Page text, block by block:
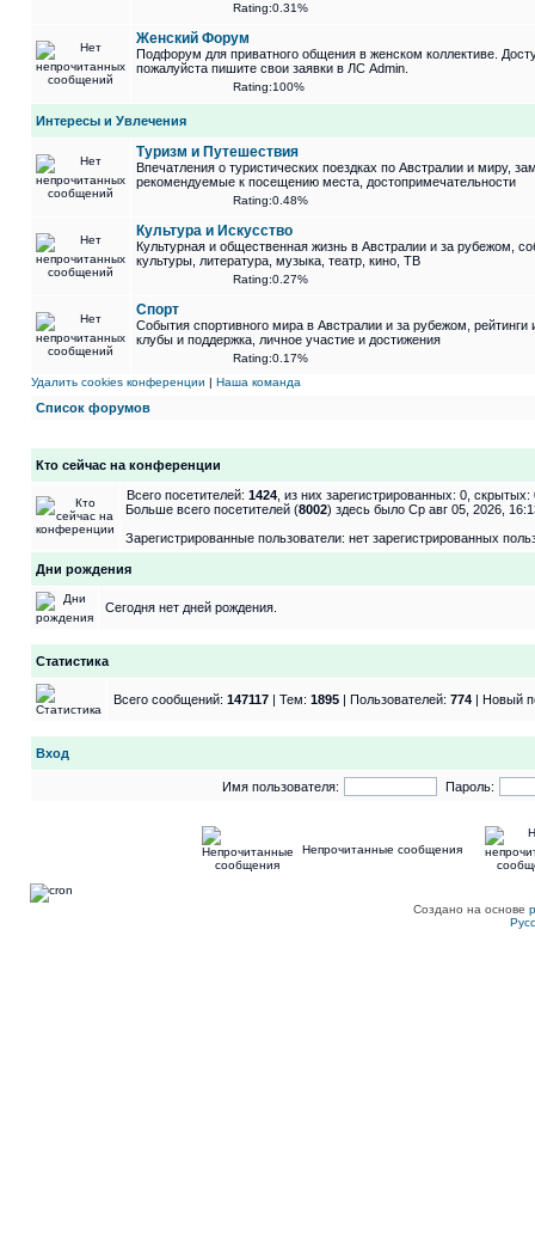
Rating:0.31%
Женский Форум
Подфорум для приватного общения в женском коллективе.
пожалуйста пишите свои заявки в ЛС Admin.
Rating:100%
Интересы и Увлечения
Туризм и Путешествия
Впечатления о туристических поездках по Австралии и миру,
рекомендуемые к посещению места, достопримечательности
Rating:0.48%
Культура и Искусство
Культурная и общественная жизнь в Австралии и за рубежом,
культуры, литература, музыка, театр, кино, ТВ
Rating:0.27%
Спорт
События спортивного мира в Австралии и за рубежом, рейтинги
клубы и поддержка, личное участие и достижения
Rating:0.17%
Удалить cookies конференции | Наша команда
Список форумов
Кто сейчас на конференции
Всего посетителей: 1424 , из них зарегистрированных: 0,
Больше всего посетителей (8002) здесь было Ср авг 05, 2026,
Зарегистрированные пользователи: нет зарегистрированных
Дни рождения
Сегодня нет дней рождения.
Статистика
Всего сообщений: 147117 | Тем: 1895 | Пользователей: 774 | Новый
Вход
Имя пользователя: Пароль:
Непрочитанные сообщения
Создано на основе